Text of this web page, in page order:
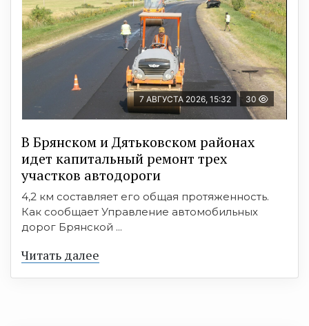
7 АВГУСТА 2026, 15:32 30
В Брянском и Дятьковском районах
идет капитальный ремонт трех
участков автодороги
4,2 км составляет его общая протяженность.
Как сообщает Управление автомобильных
дорог Брянской ...
Читать далее